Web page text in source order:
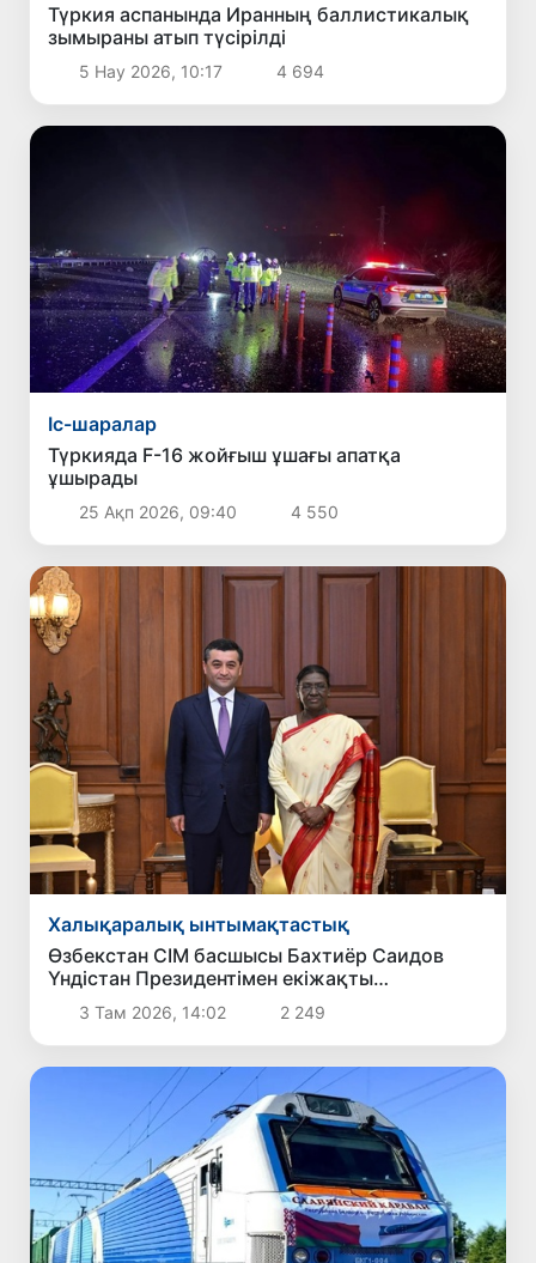
Түркия аспанында Иранның баллистикалық
зымыраны атып түсірілді
5 Нау 2026, 10:17 4 694
Іс-шаралар
Түркияда F-16 жойғыш ұшағы апатқа
ұшырады
25 Ақп 2026, 09:40 4 550
Халықаралық ынтымақтастық
Өзбекстан СІМ басшысы Бахтиёр Саидов
Үндістан Президентімен екіжақты
байланыстарды нығайту мәселелерін
талқылады
3 Там 2026, 14:02 2 249